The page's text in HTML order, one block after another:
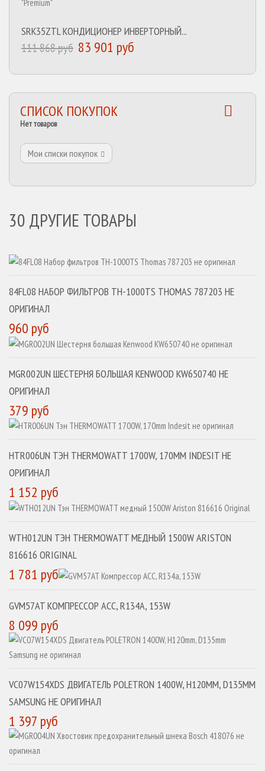
SRK35ZTL КОНДИЦИОНЕР ИНВЕРТОРНЫЙ...
111 868 руб 83 901 руб
СПИСОК ПОКУПОК
Нет товаров
Мои списки покупок
30 ДРУГИЕ ТОВАРЫ
84FL08 НАБОР ФИЛЬТРОВ TH-1000TS THOMAS 787203 НЕ
ОРИГИНАЛ
960 руб
MGR002UN ШЕСТЕРНЯ БОЛЬШАЯ KENWOOD KW650740 НЕ
ОРИГИНАЛ
379 руб
HTR006UN ТЭН THERMOWATT 1700W, 170MM INDESIT НЕ
ОРИГИНАЛ
1 152 руб
WTH012UN ТЭН THERMOWATT МЕДНЫЙ 1500W ARISTON
816616 ORIGINAL
1 781 руб
GVM57AT КОМПРЕССОР ACC, R134A, 153W
8 099 руб
VC07W154XDS ДВИГАТЕЛЬ POLETRON 1400W, H120MM, D135MM
SAMSUNG НЕ ОРИГИНАЛ
1 397 руб